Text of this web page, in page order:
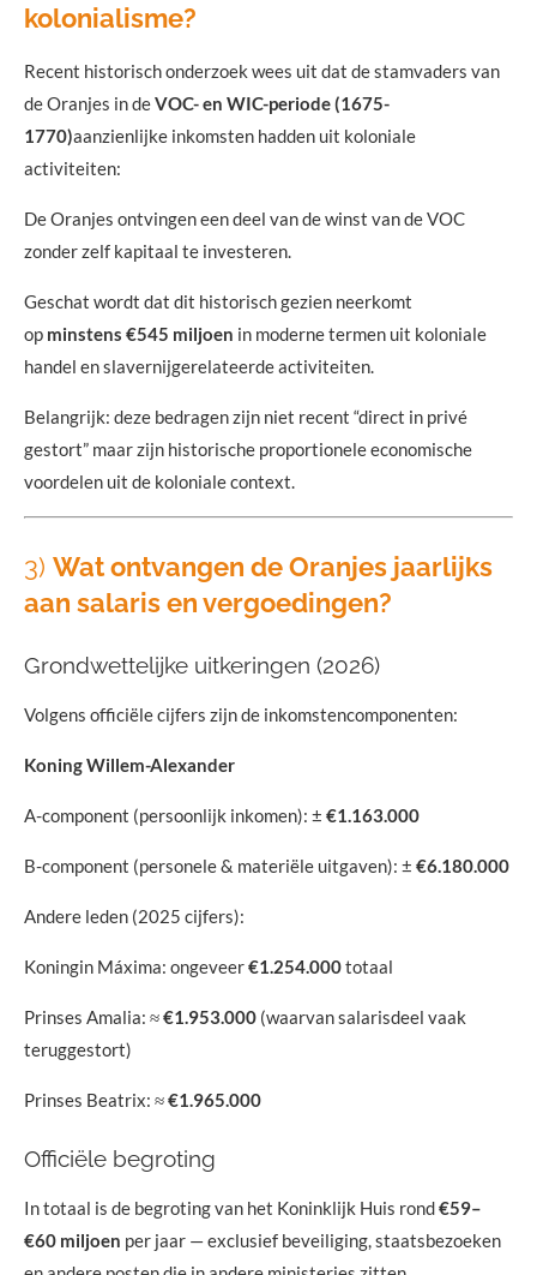
kolonialisme?
Recent historisch onderzoek wees uit dat de stamvaders van
de Oranjes in deVOC- en WIC-periode (1675-
1770)aanzienlijke inkomsten hadden uit koloniale
activiteiten:
De Oranjes ontvingen een deel van de winst van de VOC
zonder zelf kapitaal te investeren.
Geschat wordt dat dit historisch gezien neerkomt
op minstens €545 miljoen in moderne termen uit koloniale
handel en slavernijgerelateerde activiteiten.
Belangrijk: deze bedragen zijn niet recent “direct in privé
gestort” maar zijn historische proportionele economische
voordelen uit de koloniale context.
3) Wat ontvangen de Oranjes jaarlijks
aan salaris en vergoedingen?
Grondwettelijke uitkeringen (2026)
Volgens officiële cijfers zijn de inkomstencomponenten:
Koning Willem-Alexander
A-component (persoonlijk inkomen): ± €1.163.000
B-component (personele & materiële uitgaven): ± €6.180.000
Andere leden (2025 cijfers):
Koningin Máxima: ongeveer€1.254.000totaal
Prinses Amalia: ≈€1.953.000 (waarvan salarisdeel vaak
teruggestort)
Prinses Beatrix: ≈€1.965.000
Officiële begroting
In totaal is de begroting van het Koninklijk Huis rond€59–
€60 miljoen per jaar — exclusief beveiliging, staatsbezoeken